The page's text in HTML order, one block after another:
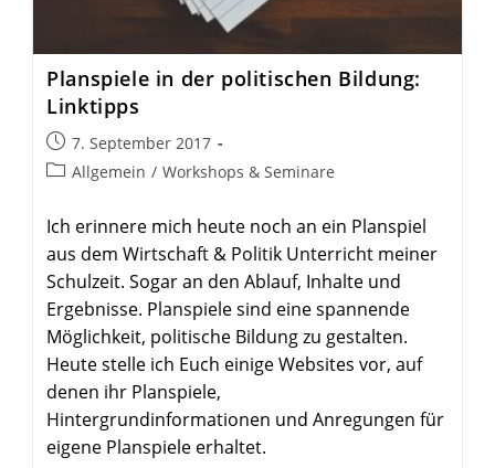
Plan­spiele in der poli­ti­schen Bildung:
Linktipps
Beitrag
veröffentlicht:
7. September 2017
Beitrags-
Allgemein / Workshops & Seminare
Ich erinnere mich heute noch an ein Planspiel
aus dem Wirtschaft & Politik Unterricht meiner
Schulzeit. Sogar an den Ablauf, Inhalte und
Ergebnisse. Planspiele sind eine spannende
Möglichkeit, politische Bildung zu gestalten.
Heute stelle ich Euch einige Websites vor, auf
denen ihr Planspiele,
Hintergrundinformationen und Anregungen für
eigene Planspiele erhaltet.